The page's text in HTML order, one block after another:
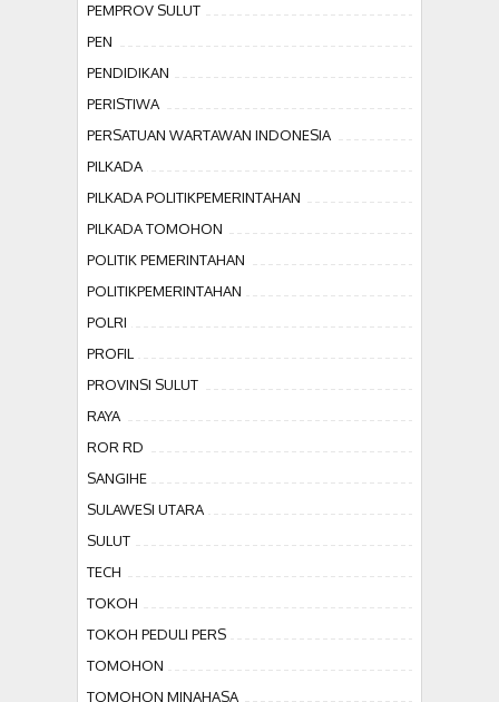
PEMPROV SULUT
PEN
PENDIDIKAN
PERISTIWA
PERSATUAN WARTAWAN INDONESIA
PILKADA
PILKADA POLITIKPEMERINTAHAN
PILKADA TOMOHON
POLITIK PEMERINTAHAN
POLITIKPEMERINTAHAN
POLRI
PROFIL
PROVINSI SULUT
RAYA
ROR RD
SANGIHE
SULAWESI UTARA
SULUT
TECH
TOKOH
TOKOH PEDULI PERS
TOMOHON
TOMOHON MINAHASA